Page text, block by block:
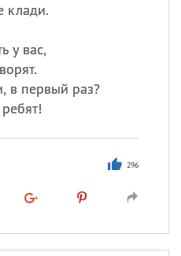
клади.
у вас,
в первый раз?
296